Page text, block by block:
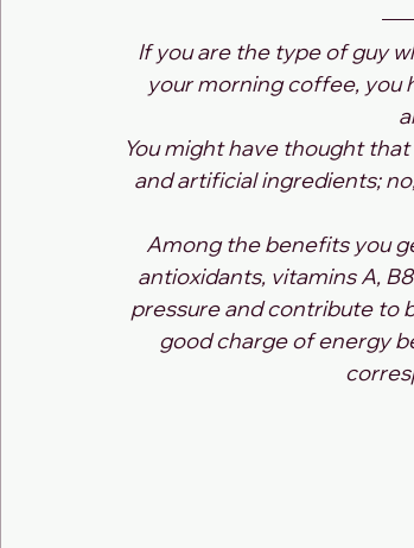
If you are the type of guy
your morning coffee, you
You might have thought
and artificial ingredients;
Among the benefits you
antioxidants, vitamins A,
pressure and contribute to
good charge of energy